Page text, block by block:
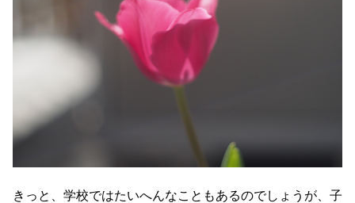
きっと、学校ではたいへんなこともあるのでしょうが、子